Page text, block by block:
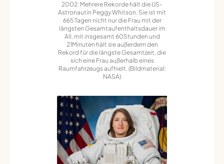
2002: Mehrere Rekorde hält die US-
Astronautin Peggy Whitson. Sie ist mit
665 Tagen nicht nur die Frau mit der
längsten Gesamtaufenthaltsdauer im
All, mit insgesamt 60Stunden und
21Minuten hält sie außerdem den
Rekord für die längste Gesamtzeit, die
sich eine Frau außerhalb eines
Raumfahrzeugs aufhielt. (Bildmaterial:
NASA)